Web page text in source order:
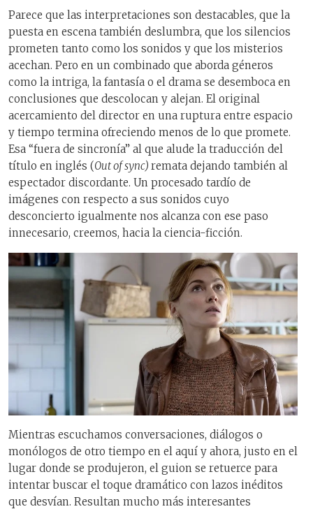
Parece que las interpretaciones son destacables, que la
puesta en escena también deslumbra, que los silencios
prometen tanto como los sonidos y que los misterios
acechan. Pero en un combinado que aborda géneros
como la intriga, la fantasía o el drama se desemboca en
conclusiones que descolocan y alejan. El original
acercamiento del director en una ruptura entre espacio
y tiempo termina ofreciendo menos de lo que promete.
Esa “fuera de sincronía” al que alude la traducción del
título en inglés (Out of sync) remata dejando también al
espectador discordante. Un procesado tardío de
imágenes con respecto a sus sonidos cuyo
desconcierto igualmente nos alcanza con ese paso
innecesario, creemos, hacia la ciencia-ficción.
Mientras escuchamos conversaciones, diálogos o
monólogos de otro tiempo en el aquí y ahora, justo en el
lugar donde se produjeron, el guion se retuerce para
intentar buscar el toque dramático con lazos inéditos
que desvían. Resultan mucho más interesantes